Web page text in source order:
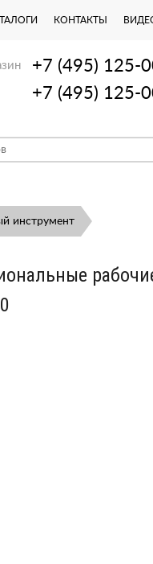
КОНТАКТЫ
+7 (495) 125-
+7 (495) 125-
инструмент